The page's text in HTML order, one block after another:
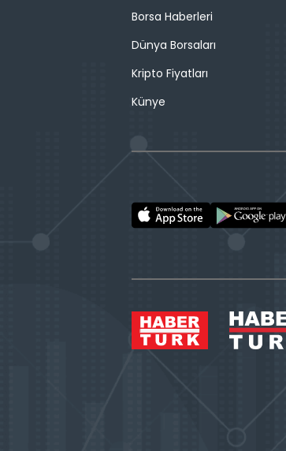
Borsa Haberleri
Dünya Borsaları
Kripto Fiyatları
Künye